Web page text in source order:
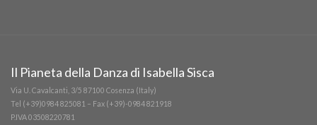
Il Pianeta della Danza di Isabella Sisca
Via U. Cavalcanti, 3/5 87100 Cosenza (Italy)
Tel (+39)0984 825081 – Fax (+39)-0984 821918
P.IVA 03508220781